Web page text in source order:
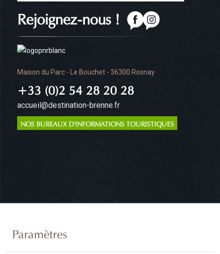
Maison du Parc - Le Bouchet - 36300 Rosnay
+33 (0)2 54 28 20 28
accueil@destination-brenne.fr
NOS BUREAUX D'INFORMATIONS TOURISTIQUES
Rejoignez-nous !
Paramètres